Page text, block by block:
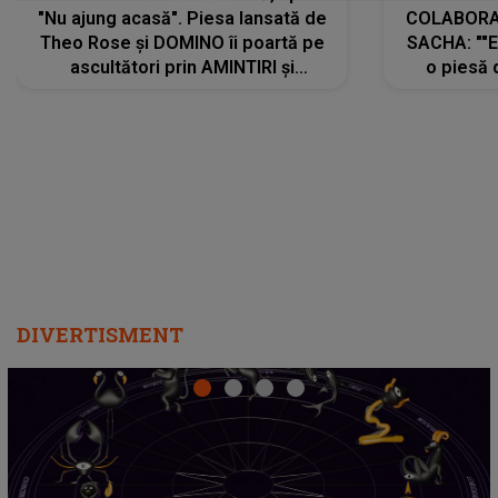
"Nu ajung acasă". Piesa lansată de
Theo Rose și DOMINO îi poartă pe
ascultători prin AMINTIRI și
SACHA:
o piesă
DIVERTISMENT